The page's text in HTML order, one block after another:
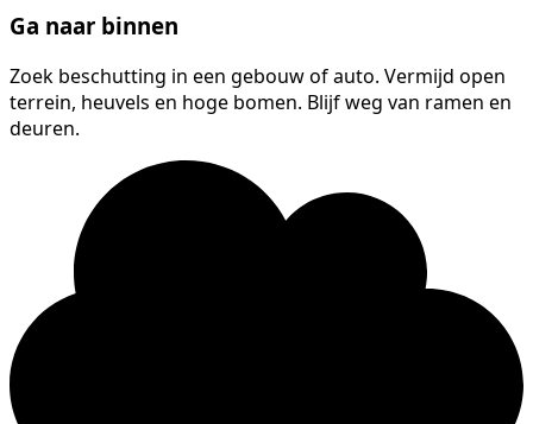
Ga naar binnen
Zoek beschutting in een gebouw of auto. Vermijd open
terrein, heuvels en hoge bomen. Blijf weg van ramen en
deuren.